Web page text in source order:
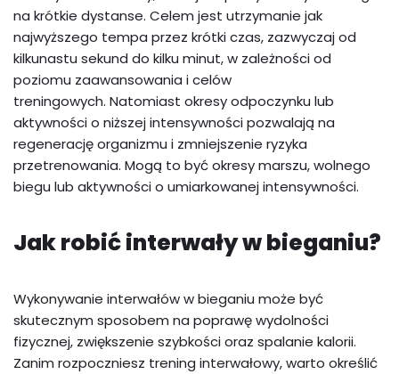
na krótkie dystanse. Celem jest utrzymanie jak
najwyższego tempa przez krótki czas, zazwyczaj od
kilkunastu sekund do kilku minut, w zależności od
poziomu zaawansowania i celów
treningowych. Natomiast okresy odpoczynku lub
aktywności o niższej intensywności pozwalają na
regenerację organizmu i zmniejszenie ryzyka
przetrenowania. Mogą to być okresy marszu, wolnego
biegu lub aktywności o umiarkowanej intensywności.
Jak robić interwały w bieganiu?
Wykonywanie interwałów w bieganiu może być
skutecznym sposobem na poprawę wydolności
fizycznej, zwiększenie szybkości oraz spalanie kalorii.
Zanim rozpoczniesz trening interwałowy, warto określić